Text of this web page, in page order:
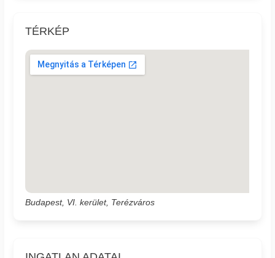
TÉRKÉP
Budapest, VI. kerület, Terézváros